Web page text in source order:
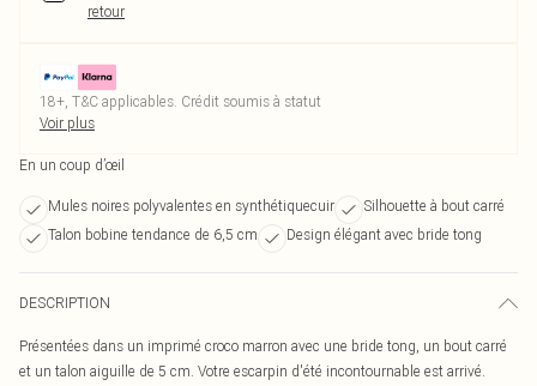
retour
18+, T&C applicables. Crédit soumis à statut
Voir plus
En un coup d’œil
Mules noires polyvalentes en synthétiquecuir
Silhouette à bout carré
Talon bobine tendance de 6,5 cm
Design élégant avec bride tong
DESCRIPTION
Présentées dans un imprimé croco marron avec une bride tong, un bout carré
et un talon aiguille de 5 cm. Votre escarpin d'été incontournable est arrivé.